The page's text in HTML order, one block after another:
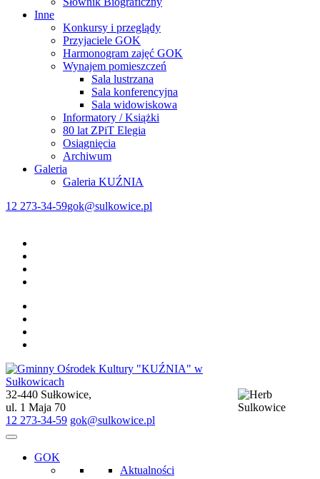
Inne
Konkursy i przeglądy
Przyjaciele GOK
Harmonogram zajęć GOK
Wynajem pomieszczeń
Sala lustrzana
Sala konferencyjna
Sala widowiskowa
Informatory / Książki
80 lat ZPiT Elegia
Osiągnięcia
Archiwum
Galeria
Galeria KUŹNIA
12 273-34-59gok@sulkowice.pl
Gminny Ośrodek Kultury "KUŹNIA" w Sułkowicach
32-440 Sułkowice,
ul. 1 Maja 70
12 273-34-59 gok@sulkowice.pl
GOK
Aktualności